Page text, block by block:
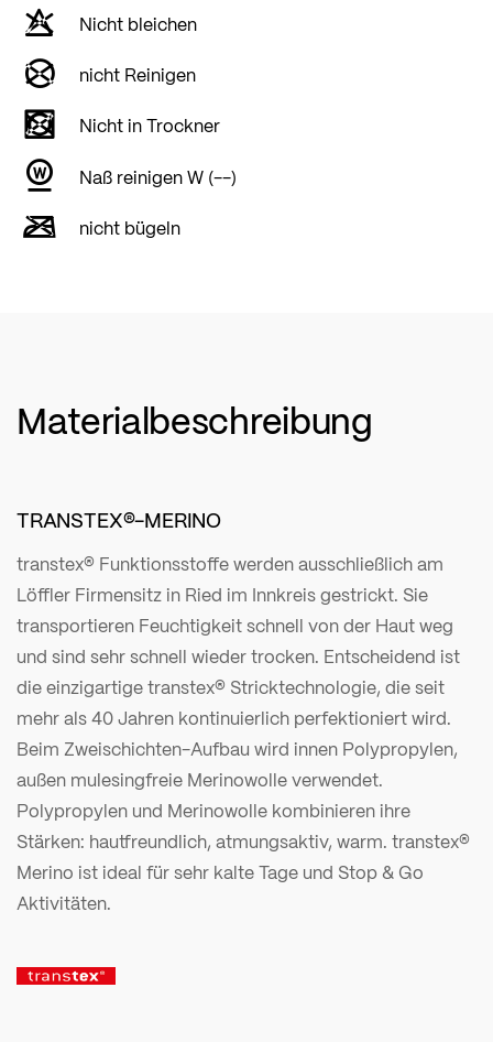
Nicht bleichen
nicht Reinigen
Nicht in Trockner
Naß reinigen W (--)
nicht bügeln
Materialbeschreibung
TRANSTEX®-MERINO
transtex® Funktionsstoffe werden ausschließlich am
Löffler Firmensitz in Ried im Innkreis gestrickt. Sie
transportieren Feuchtigkeit schnell von der Haut weg
und sind sehr schnell wieder trocken. Entscheidend ist
die einzigartige transtex® Stricktechnologie, die seit
mehr als 40 Jahren kontinuierlich perfektioniert wird.
Beim Zweischichten-Aufbau wird innen Polypropylen,
außen mulesingfreie Merinowolle verwendet.
Polypropylen und Merinowolle kombinieren ihre
Stärken: hautfreundlich, atmungsaktiv, warm. transtex®
Merino ist ideal für sehr kalte Tage und Stop & Go
Aktivitäten.